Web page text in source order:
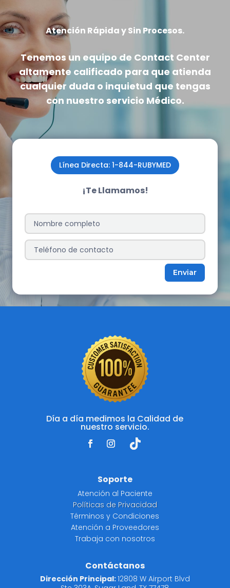
Atención Rápida y Sin Procesos.
Tenemos un equipo de Contact Center
altamente calificado para que atienda
cualquier duda o inquietud que tengas
con nuestro servicio Médico.
Línea Directa: 1-844-RUBYMED
¡Te Llamamos!
Enviar
Día a día medimos la Calidad de
nuestro servicio.
Soporte
Atención al Paciente
Políticas de Privacidad
Términos y Condiciones
Atención a Proveedores
Trabaja con nosotros
Contáctanos
Dirección Principal:12808 W Airport Blvd